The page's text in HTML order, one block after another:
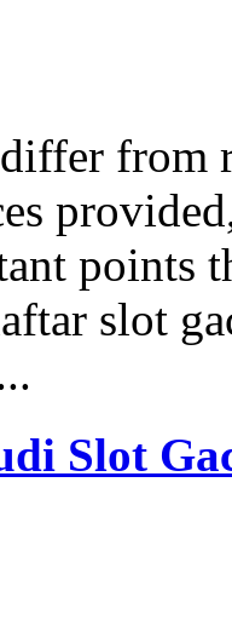
from
points
slot
Slot